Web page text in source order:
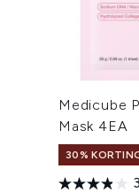
Medicube
Mask 4EA
30%